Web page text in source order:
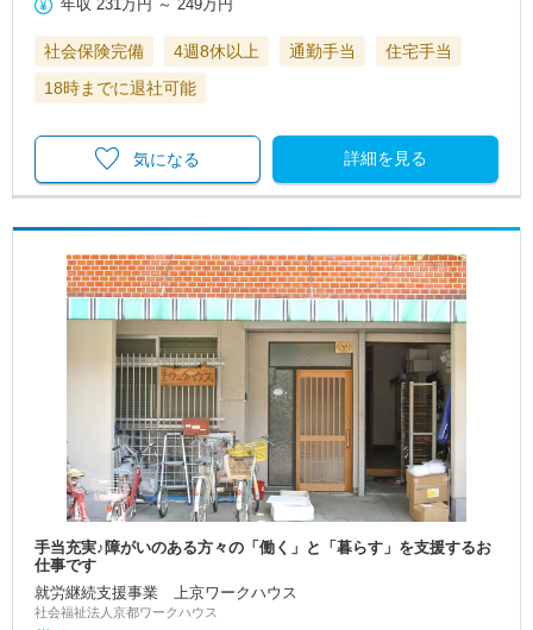
年収 231万円 ～249万円
社会保険完備 4週8休以上 通勤手当
住宅手当
18時までに退社可能
詳細を見る
気になる
手当充実♪障がいのある方々の「働く」と「暮らす」を支援するお
仕事です
就労継続支援事業 上京ワークハウス
社会福祉法人京都ワークハウス